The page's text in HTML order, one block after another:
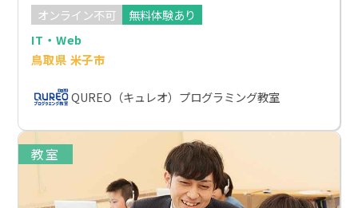
オンライン不可
無料体験あり
IT・Web
鳥取県 米子市
QUREO（キュレオ）プログラミング教室
教室